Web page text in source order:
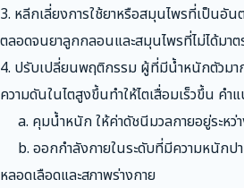
3. หลีกเลี่ยงการใช้ยาหรือสมุนไพรที่เป็นอั
ตลอดจนยาลูกกลอนและสมุนไพรที่ไม่ได้มาต
4. ปรับเปลี่ยนพฤติกรรม ผู้ที่มีน้ำหนักตัวมา
ความดันในไตสูงขึ้นทำให้ไตเสื่อมเร็วขึ้น คำ
a. คุมน้ำหนัก ให้ค่าดัชนีมวลกายอยู่ระหว่
b. ออกกำลังกายในระดับที่มีความหนักปา
หลอดเลือดและสภาพร่างกาย